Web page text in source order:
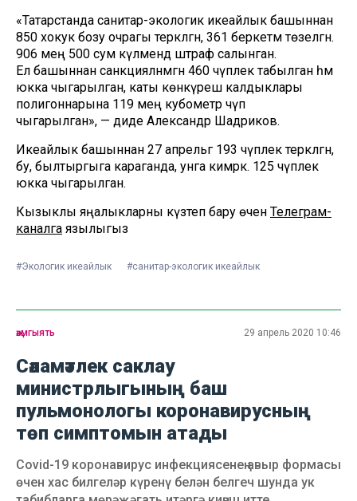
«Татарстанда санитар-экологик икеайлык башыннан
850 хокук бозу очрагы теркәлгән, 361 беркетмә төзелгән.
906 мең 500 сум күләмендә штраф салынган.
Ел башыннан санкцияләнмәгән 460 чүплек табылган һәм
юкка чыгарылган, каты көнкүреш калдыклары
полигоннарына 119 мең кубометр чүп
чыгарылган», — диде Александр Шадриков.
Икеайлык башыннан 27 апрельгә 193 чүплек теркәлгән,
бу, былтыргыга караганда, унга кимрәк. 125 чүплек
юкка чыгарылган.
Кызыклы яңалыкларны күзәтеп бару өчен Телеграм-
каналга язылыгыз
#Экологик икеайлык #санитар-экологик икеайлык
җәмгыять 29 апрель 2020 10:46
Сәламәтлек саклау
министрлыгының баш
пульмонологы коронавирусның
төп симптомын атады
Covid-19 коронавирус инфекциясенең авыр формасы
өчен хас билгеләр күренү белән белгеч шунда ук